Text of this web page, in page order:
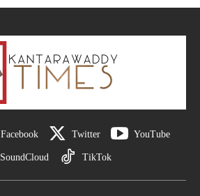
Facebook Twitter YouTube
SoundCloud TikTok